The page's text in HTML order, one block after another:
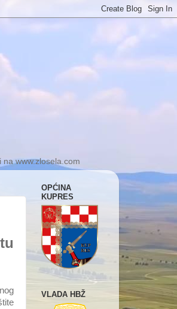
OPĆINA
KUPRES
VLADA HBŽ